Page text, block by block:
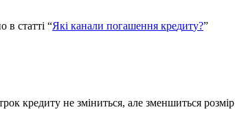
о в статті “Які канали погашення кредиту?”
рок кредиту не зміниться, але зменшиться розмір